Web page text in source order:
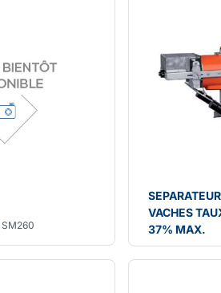
SM260
VACHES
37% MAX.